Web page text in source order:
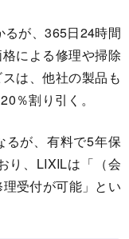
が、365日24時間
による修理や掃除
は、他社の製品も
％割り引く。
が、有料で5年保
り、LIXILは「（会
受付が可能」とい